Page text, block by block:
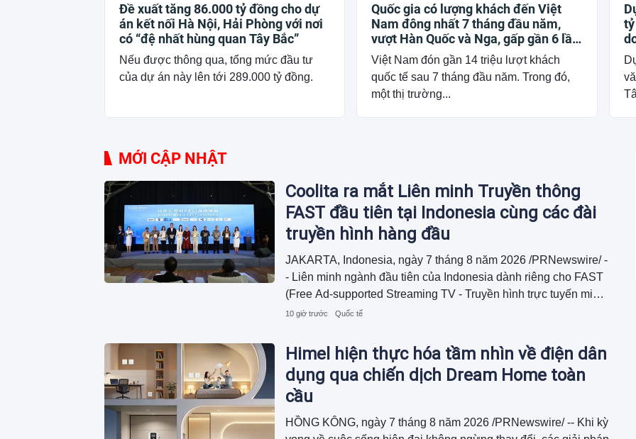
Đề xuất tăng 86.000 tỷ đồng cho dự
án kết nối Hà Nội, Hải Phòng với nơi
có “đệ nhất hùng quan Tây Bắc”
Nếu được thông qua, tổng mức đầu tư
của dự án này lên tới 289.000 tỷ đồng.
Quốc gia có lượng khách đến Việt
Nam đông nhất 7 tháng đầu năm,
vượt Hàn Quốc và Nga, gấp gần 6 lần
Ấn Độ
Việt Nam đón gần 14 triệu lượt khách
quốc tế sau 7 tháng đầu năm. Trong đó,
một thị trường...
MỚI CẬP NHẬT
Coolita ra mắt Liên minh Truyền thông
FAST đầu tiên tại Indonesia cùng các đài
truyền hình hàng đầu
JAKARTA, Indonesia, ngày 7 tháng 8 năm 2026 /PRNewswire/ -
- Liên minh ngành đầu tiên của Indonesia dành riêng cho FAST
(Free Ad-supported Streaming TV - Truyền hình trực tuyến miễn
phí hỗ trợ quảng cáo) đã được ra mắt...
10 giờ trước Quốc tế
Himel hiện thực hóa tầm nhìn về điện dân
dụng qua chiến dịch Dream Home toàn
cầu
HỒNG KÔNG, ngày 7 tháng 8 năm 2026 /PRNewswire/ -- Khi kỳ